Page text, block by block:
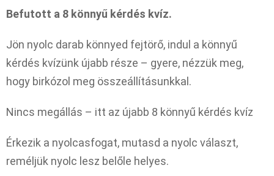
Befutott a 8 könnyű kérdés kvíz.
Jön nyolc darab könnyed fejtörő, indul a könnyű
kérdés kvízünk újabb része – gyere, nézzük meg,
hogy birkózol meg összeállításunkkal.
Nincs megállás – itt az újabb 8 könnyű kérdés kvíz
Érkezik a nyolcasfogat, mutasd a nyolc választ,
reméljük nyolc lesz belőle helyes.